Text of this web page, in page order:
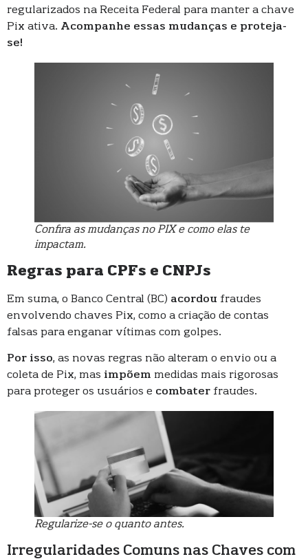
regularizados na Receita Federal para manter a chave
Pix ativa. Acompanhe essas mudanças e proteja-
se!
Confira as mudanças no PIX e como elas te
impactam.
Regras para CPFs e CNPJs
Em suma, o Banco Central (BC) acordou fraudes
envolvendo chaves Pix, como a criação de contas
falsas para enganar vítimas com golpes.
Por isso, as novas regras não alteram o envio ou a
coleta de Pix, mas impõem medidas mais rigorosas
para proteger os usuários e combater fraudes.
Regularize-se o quanto antes.
Irregularidades Comuns nas Chaves com